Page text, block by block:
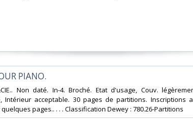
PIANO.‎
Non daté. In-4. Broché. Etat d'usage, Couv.
Intérieur acceptable. 30 pages de partitions. Inscriptions
pages.. . . . Classification Dewey : 780.26-Partitions‎